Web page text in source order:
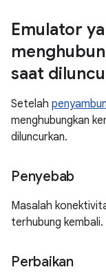
Emulator
saat
Setelah
menghubungkan
diluncurkan.
Penyebab
Masalah
terhubung kembali.
Perbaikan